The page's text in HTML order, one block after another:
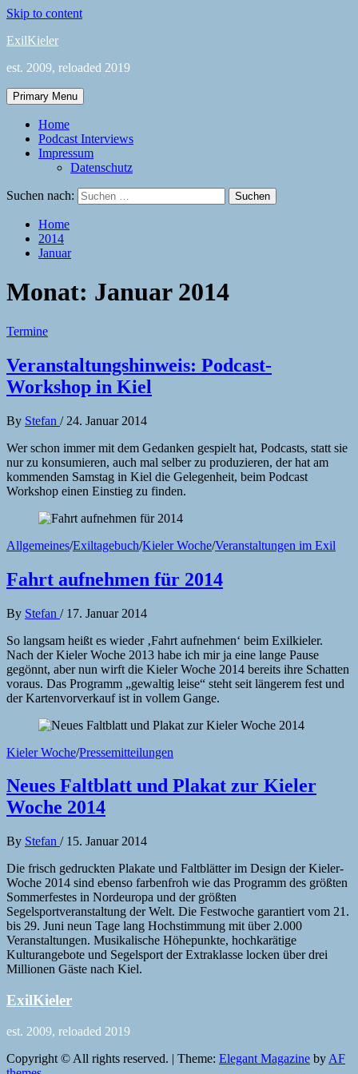
Skip to content
ExilKieler
est. 2009, reloaded 2019
Primary Menu
Home
Podcast Interviews
Impressum
Datenschutz
Suchen nach:
Home
2014
Januar
Monat: Januar 2014
Termine
Veranstaltungshinweis: Podcast-
Workshop in Kiel
By Stefan / 24. Januar 2014
Wer schon immer mit dem Gedanken gespielt hat, Podcasts, statt sie
nur zu konsumieren, auch mal selber zu produzieren, der hat am
kommenden Samstag in Kiel die Gelegenheit, beim Podcast
Workshop einen Einstieg zu finden.
Allgemeines/Exiltagebuch/Kieler Woche/Veranstaltungen im Exil
Fahrt aufnehmen für 2014
By Stefan / 17. Januar 2014
So langsam heißt es wieder ‚Fahrt aufnehmen‘ beim Exilkieler.
Nach der Kieler Woche 2013 habe ich mir ja eine lange Pause
gegönnt, aber nun wirft die Kieler Woche 2014 bereits ihre Schatten
voraus. Das Programm „gewaltig leise“ steht seit längerem fest und
der Kartenvorverkauf ist in vollem Gange.
Kieler Woche/Pressemitteilungen
Neues Faltblatt und Plakat zur Kieler
Woche 2014
By Stefan / 15. Januar 2014
Die frisch gedruckten Plakate und Faltblätter im Design der Kieler-
Woche 2014 sind ebenso farbenfroh wie das Programm des größten
Sommerfestes in Nordeuropa und der größten
Segelsportveranstaltung der Welt. Die Festwoche garantiert vom 21.
bis 29. Juni neun Tage lang Hochstimmung mit über 2.000
Veranstaltungen. Musikalische Höhepunkte, hochkarätige
Kulturangebote und Segelsport der Extraklasse locken über drei
Millionen Gäste nach Kiel.
ExilKieler
est. 2009, reloaded 2019
Copyright © All rights reserved. | Theme: Elegant Magazine by AF